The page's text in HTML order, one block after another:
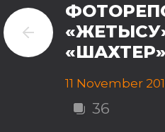
«ШАХТЕР»
11 November
36